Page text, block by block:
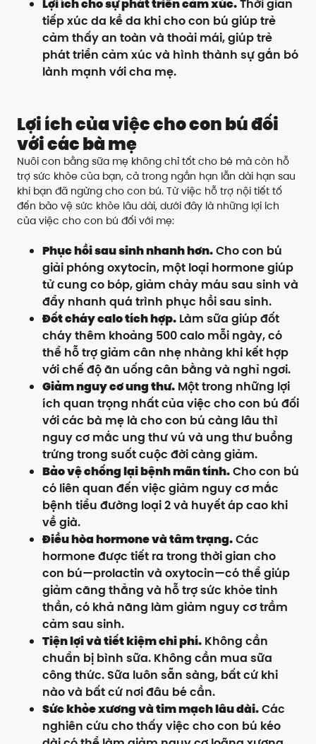
Lợi ích cho sự phát triển cảm xúc.Thời gian
tiếp xúc da kề da khi cho con bú giúp trẻ
cảm thấy an toàn và thoải mái, giúp trẻ
phát triển cảm xúc và hình thành sự gắn bó
lành mạnh với cha mẹ.
Lợi ích của việc cho con bú đối
với các bà mẹ
Nuôi con bằng sữa mẹ không chỉ tốt cho bé mà còn hỗ
trợ sức khỏe của bạn, cả trong ngắn hạn lẫn dài hạn sau
khi bạn đã ngừng cho con bú. Từ việc hỗ trợ nội tiết tố
đến bảo vệ sức khỏe lâu dài, dưới đây là những lợi ích
của việc cho con bú đối với mẹ:
Phục hồi sau sinh nhanh hơn.Cho con bú
giải phóng oxytocin, một loại hormone giúp
tử cung co bóp, giảm chảy máu sau sinh và
đẩy nhanh quá trình phục hồi sau sinh.
Đốt cháy calo tích hợp. Làm sữa giúp đốt
cháy thêm khoảng 500 calo mỗi ngày, có
thể hỗ trợ giảm cân nhẹ nhàng khi kết hợp
với chế độ ăn uống cân bằng và nghỉ ngơi.
Giảm nguy cơ ung thư. Một trong những lợi
ích quan trọng nhất của việc cho con bú đối
với các bà mẹ là cho con bú càng lâu thì
nguy cơ mắc ung thư vú và ung thư buồng
trứng trong suốt cuộc đời càng giảm.
Bảo vệ chống lại bệnh mãn tính.Cho con bú
có liên quan đến việc giảm nguy cơ mắc
bệnh tiểu đường loại 2 và huyết áp cao khi
về già.
Điều hòa hormone và tâm trạng.Các
hormone được tiết ra trong thời gian cho
con bú—prolactin và oxytocin—có thể giúp
giảm căng thẳng và hỗ trợ sức khỏe tinh
thần, có khả năng làm giảm nguy cơ trầm
cảm sau sinh.
Tiện lợi và tiết kiệm chi phí. Không cần
chuẩn bị bình sữa. Không cần mua sữa
công thức. Sữa luôn sẵn sàng, bất cứ khi
nào và bất cứ nơi đâu bé cần.
Sức khỏe xương và tim mạch lâu dài.Các
nghiên cứu cho thấy việc cho con bú kéo